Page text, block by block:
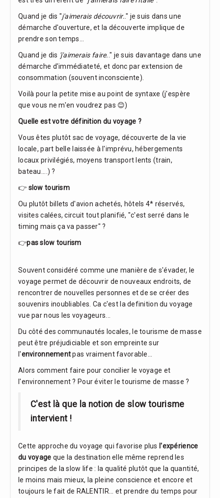
Quand je dis "j'aimerais découvrir.." je suis dans une
démarche d'ouverture, et la découverte implique de
prendre son temps...
Quand je dis 'j'aimerais faire.." je suis davantage dans une
démarche d'immédiateté, et donc par extension de
consommation (souvent inconsciente).
Voilà pour la petite mise au point de syntaxe (j'espère
que vous ne m'en voudrez pas 😊)
Quelle est votre définition du voyage ?
Vous êtes plutôt sac de voyage, découverte de la vie
locale, part belle laissée à l'imprévu, hébergements
locaux privilégiés, moyens transport lents (train,
bateau....) ?
👉 slow tourism
Ou plutôt billets d'avion achetés, hôtels 4* réservés,
visites calées, circuit tout planifié, "c'est serré dans le
timing mais ça va passer" ?
👉pas slow tourism
Souvent considéré comme une manière de s'évader, le
voyage permet de découvrir de nouveaux endroits, de
rencontrer de nouvelles personnes et de se créer des
souvenirs inoubliables. Ca c'est la definition du voyage
vue par nous les voyageurs...
Du côté des communautés locales, le tourisme de masse
peut être préjudiciable et son empreinte sur
l'environnementpas vraiment favorable...
Alors comment faire pour concilier le voyage et
l'environnement ? Pour éviter le tourisme de masse ?
C'est là que la notion de slow tourisme
intervient !
Cette approche du voyage qui favorise plus l'expérience
du voyage que la destination elle même reprend les
principes de la slow life : la qualité plutôt que la quantité,
le moins mais mieux, la pleine conscience et encore et
toujours le fait de RALENTIR... et prendre du temps pour